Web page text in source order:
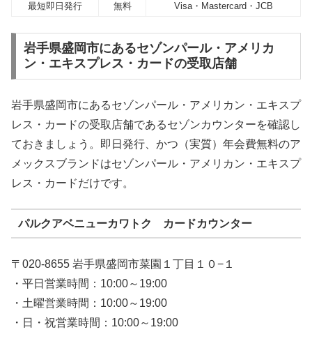
最短即日発行
無料 Visa・Mastercard・JCB
岩手県盛岡市にあるセゾンパール・アメリカ
ン・エキスプレス・カードの受取店舗
岩手県盛岡市にあるセゾンパール・アメリカン・エキスプ
レス・カードの受取店舗であるセゾンカウンターを確認し
ておきましょう。即日発行、かつ（実質）年会費無料のア
メックスブランドはセゾンパール・アメリカン・エキスプ
レス・カードだけです。
パルクアベニューカワトク カードカウンター
〒020-8655 岩手県盛岡市菜園１丁目１０−１
・平日営業時間：10:00～19:00
・土曜営業時間：10:00～19:00
・日・祝営業時間：10:00～19:00